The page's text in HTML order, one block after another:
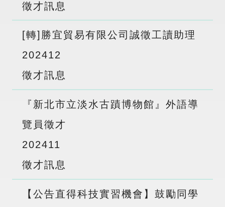
徵才訊息
[轉]勝宜貿易有限公司誠徵工讀助理
202412
徵才訊息
『新北市立淡水古蹟博物館』外語導
覽員徵才
202411
徵才訊息
【公告直得科技實習機會】鼓勵同學